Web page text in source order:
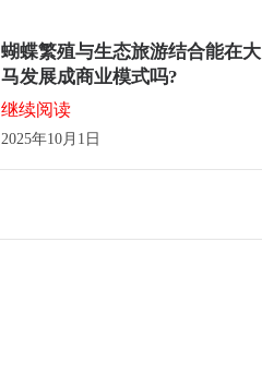
蝴蝶繁殖与生态旅游结合能在大
马发展成商业模式吗?
继续阅读
2025年10月1日